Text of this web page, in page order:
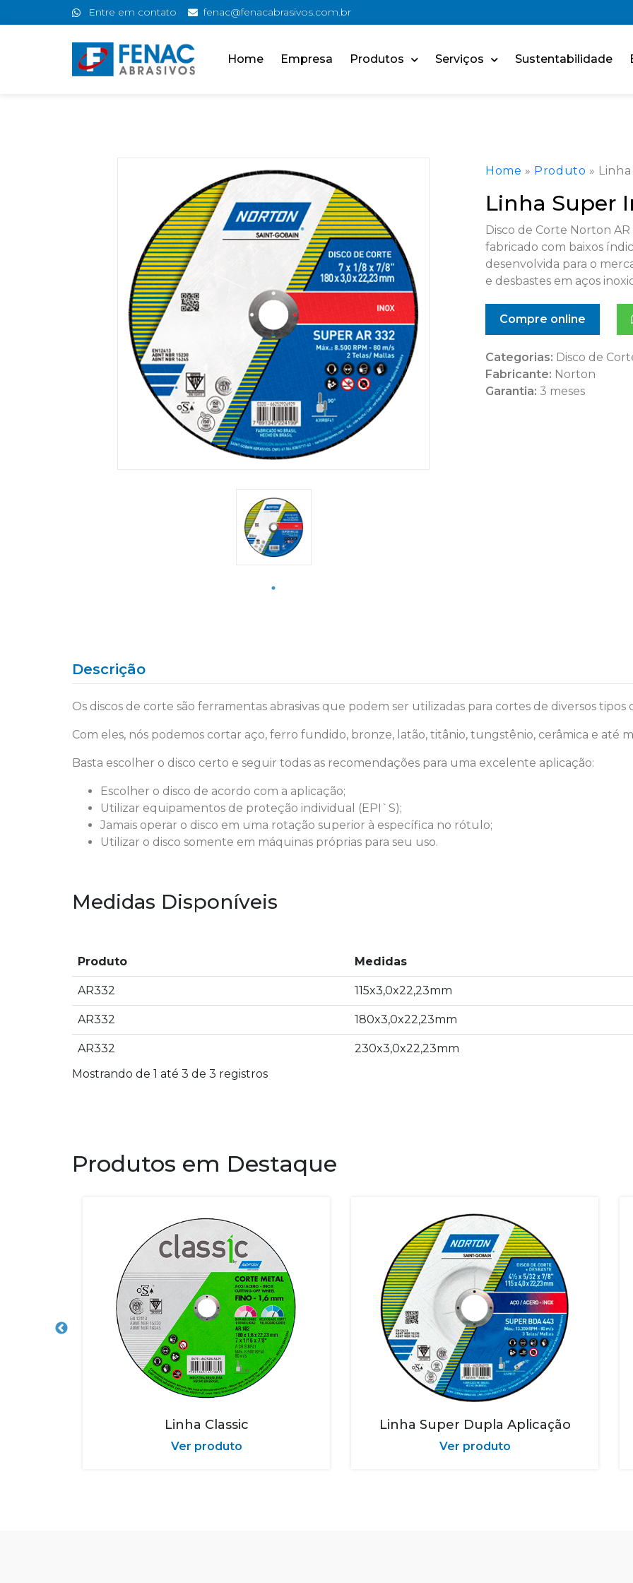
Entre em contato fenac@fenacabrasivos.com.br
Home Empresa Produtos Serviços Sustentabilidade
Home » Produto »
Linha Super
Disco de Corte Norton
fabricado com baixos
desenvolvida para o
e desbastes em aços
Compre online
Categorias: Disco de
Fabricante: Norton
Garantia: 3 meses
Descrição
Os discos de corte são ferramentas abrasivas que podem ser utilizadas para cortes de diversos tipos
Com eles, nós podemos cortar aço, ferro fundido, bronze, latão, titânio, tungstênio, cerâmica e até
Basta escolher o disco certo e seguir todas as recomendações para uma excelente aplicação:
Escolher o disco de acordo com a aplicação;
Utilizar equipamentos de proteção individual (EPI`S);
Jamais operar o disco em uma rotação superior à específica no rótulo;
Utilizar o disco somente em máquinas próprias para seu uso.
Medidas Disponíveis
Produto Medidas
AR332 115x3,0x22,23mm
AR332 180x3,0x22,23mm
AR332
230x3,0x22,23mm
Mostrando de 1 até 3 de 3 registros
Produtos em Destaque
Linha Classic
Ver produto
Linha Super Dupla Aplicação
Ver produto